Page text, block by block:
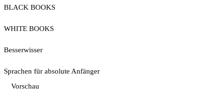
BLACK BOOKS
WHITE BOOKS
Besserwisser
Sprachen für absolute Anfänger
Vorschau